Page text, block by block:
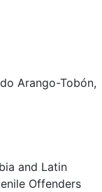
Arango-Tobón,
and Latin
Offenders